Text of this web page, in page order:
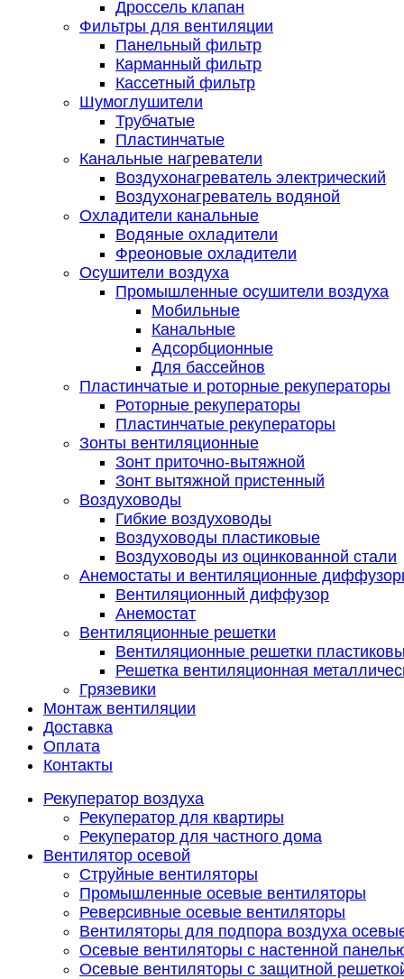
Дроссель клапан
Фильтры для вентиляции
Панельный фильтр
Карманный фильтр
Кассетный фильтр
Шумоглушители
Трубчатые
Пластинчатые
Канальные нагреватели
Воздухонагреватель электрический
Воздухонагреватель водяной
Охладители канальные
Водяные охладители
Фреоновые охладители
Осушители воздуха
Промышленные осушители воздуха
Мобильные
Канальные
Адсорбционные
Для бассейнов
Пластинчатые и роторные рекуператоры
Роторные рекуператоры
Пластинчатые рекуператоры
Зонты вентиляционные
Зонт приточно-вытяжной
Зонт вытяжной пристенный
Воздуховоды
Гибкие воздуховоды
Воздуховоды пластиковые
Воздуховоды из оцинкованной стали
Анемостаты и вентиляционные
Вентиляционный диффузор
Анемостат
Вентиляционные решетки
Вентиляционные решетки
Решетка вентиляционная
Грязевики
Монтаж вентиляции
Доставка
Оплата
Контакты
Рекуператор воздуха
Рекуператор для квартиры
Рекуператор для частного дома
Вентилятор осевой
Струйные вентиляторы
Промышленные осевые вентиляторы
Реверсивные осевые вентиляторы
Вентиляторы для подпора воздуха
Осевые вентиляторы с настенной
Осевые вентиляторы с защитной